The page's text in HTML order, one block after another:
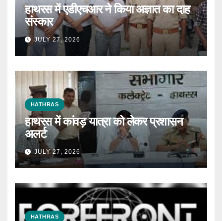
हाथरस में एडीएचआर ने किया अज्ञात का दाह
संस्कार
JULY 27, 2026
HATHRAS
हाथरस में कांवड़ यात्रा को लेकर प्रशासन
अलर्ट
JULY 27, 2026
HATHRAS